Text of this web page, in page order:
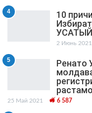
4
10
2 Июнь 2021
5
Ренато
25 Май 2021 6 587